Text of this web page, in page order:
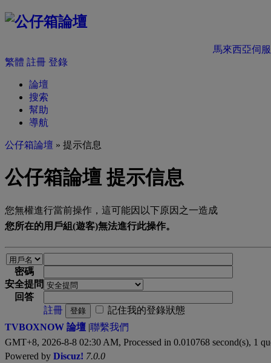
馬來西亞伺
繁體 註冊 登錄
論壇
搜索
幫助
導航
公仔箱論壇 » 提示信息
公仔箱論壇 提示信息
您無權進行當前操作，這可能因以下原因之一造成
您所在的用戶組(遊客)無法進行此操作。
密碼
安全提問
回答
註冊
登錄
記住我的登錄狀態
TVBOXNOW 論壇 |聯繫我們
GMT+8, 2026-8-8 02:30 AM, Processed in 0.010768 second(s), 1
Powered by Discuz! 7.0.0